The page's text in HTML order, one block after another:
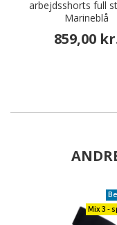
arbejdsshorts full
Marineblå
859,00
Mix 3 -